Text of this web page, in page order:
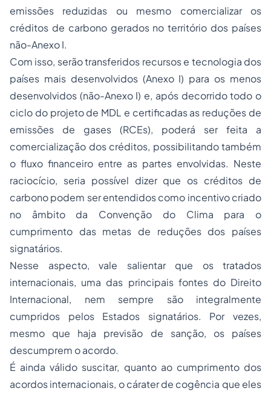
emissões reduzidas ou mesmo comercializar os
créditos de carbono gerados no território dos países
não-Anexo I.
Com isso, serão transferidos recursos e tecnologia dos
países mais desenvolvidos (Anexo I) para os menos
desenvolvidos (não-Anexo I) e, após decorrido todo o
ciclo do projeto de MDL e certificadas as reduções de
emissões de gases (RCEs), poderá ser feita a
comercialização dos créditos, possibilitando também
o fluxo financeiro entre as partes envolvidas. Neste
raciocício, seria possível dizer que os créditos de
carbono podem ser entendidos como incentivo criado
no âmbito da Convenção do Clima para o
cumprimento das metas de reduções dos países
signatários.
Nesse aspecto, vale salientar que os tratados
internacionais, uma das principais fontes do Direito
Internacional, nem sempre são integralmente
cumpridos pelos Estados signatários. Por vezes,
mesmo que haja previsão de sanção, os países
descumprem o acordo.
É ainda válido suscitar, quanto ao cumprimento dos
acordos internacionais, o cárater de cogência que eles